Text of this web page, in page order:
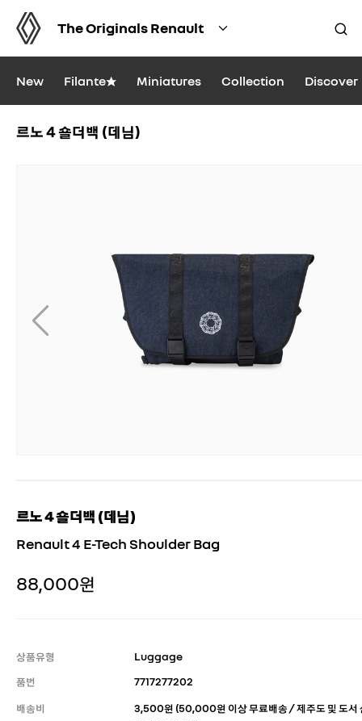
The Originals Renault
New Filante★ Miniatures Collection Discover
르노 4 숄더백 (데님)
르노 4 숄더백 (데님)
Renault 4 E-Tech Shoulder Bag
88,000원
상품유형
Luggage
품번
7717277202
배송비
3,500원 (50,000원 이상 무료배송 / 제주도 및 도서